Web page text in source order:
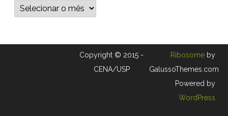
P
s
g
Copyright © 2015 -
CENA/USP
Ribosomeby
GalussoThemes.com
Powered by
WordPress